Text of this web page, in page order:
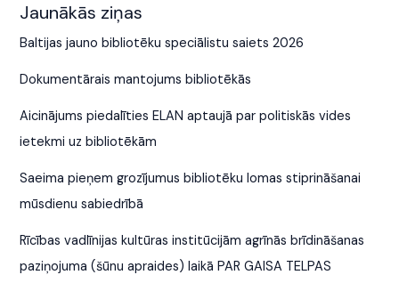
Jaunākās ziņas
Baltijas jauno bibliotēku speciālistu saiets 2026
Dokumentārais mantojums bibliotēkās
Aicinājums piedalīties ELAN aptaujā par politiskās vides
ietekmi uz bibliotēkām
Saeima pieņem grozījumus bibliotēku lomas stiprināšanai
mūsdienu sabiedrībā
Rīcības vadlīnijas kultūras institūcijām agrīnās brīdināšanas
paziņojuma (šūnu apraides) laikā PAR GAISA TELPAS